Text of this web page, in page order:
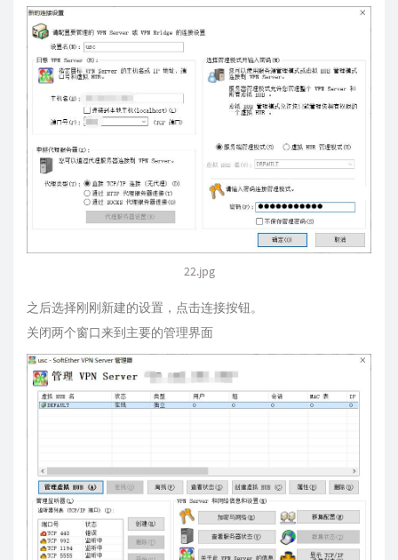
22.jpg
之后选择刚刚新建的设置，点击连接按钮。
关闭两个窗口来到主要的管理界面